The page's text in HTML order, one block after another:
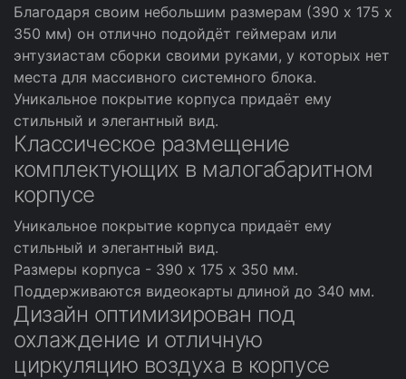
Благодаря своим небольшим размерам (390 х 175 х
350 мм) он отлично подойдёт геймерам или
энтузиастам сборки своими руками, у которых нет
места для массивного системного блока.
Уникальное покрытие корпуса придаёт ему
стильный и элегантный вид.
Классическое размещение
комплектующих в малогабаритном
корпусе
Уникальное покрытие корпуса придаёт ему
стильный и элегантный вид.
Размеры корпуса - 390 х 175 х 350 мм.
Поддерживаются видеокарты длиной до 340 мм.
Дизайн оптимизирован под
охлаждение и отличную
циркуляцию воздуха в корпусе